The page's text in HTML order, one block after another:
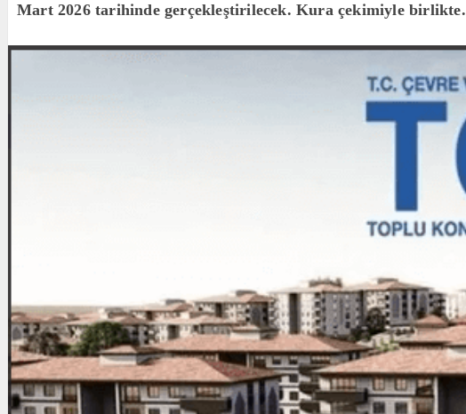
Mart 2026 tarihinde gerçekleştirilecek. Kura çekimiyle